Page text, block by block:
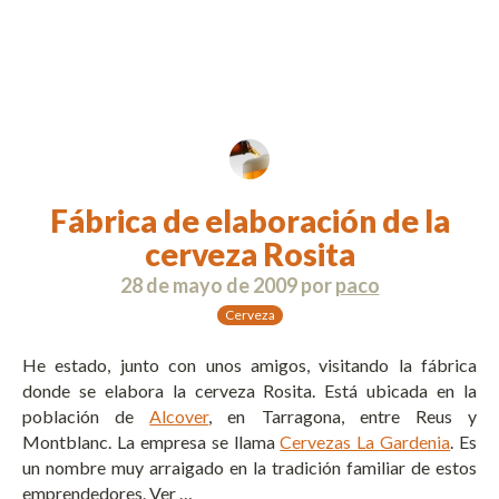
Fábrica de elaboración de la
cerveza Rosita
28 de mayo de 2009porpaco
Cerveza
He estado, junto con unos amigos, visitando la fábrica
donde se elabora la cerveza Rosita. Está ubicada en la
población deAlcover, en Tarragona, entre Reus y
Montblanc. La empresa se llamaCervezas La Gardenia. Es
un nombre muy arraigado en la tradición familiar de estos
emprendedores. Ver …